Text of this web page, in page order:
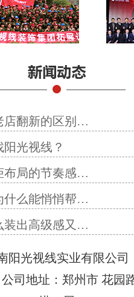
店翻新的区别…
光视线？
布局的节奏感…
什么能悄悄帮…
装出高级感又…
阳光视线实业有限公司
公司地址：郑州市 花园